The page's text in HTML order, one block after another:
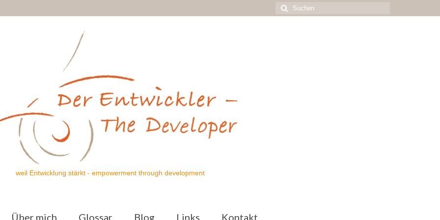
Suchen
nach:
weil Entwicklung stärkt - empowerment through development
Über mich Glossar Blog Links Kontakt